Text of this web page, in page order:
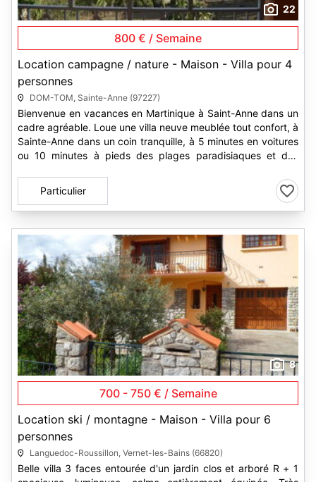
22
800 € / Semaine
Location campagne / nature - Maison - Villa pour 4
personnes
DOM-TOM, Sainte-Anne (97227)
Bienvenue en vacances en Martinique à Saint-Anne dans un
cadre agréable. Loue une villa neuve meublée tout confort, à
Sainte-Anne dans un coin tranquille, à 5 minutes en voitures
ou 10 minutes à pieds des plages paradisiaques et des
Particulier
8
700 - 750 € / Semaine
Location ski / montagne - Maison - Villa pour 6
personnes
Languedoc-Roussillon, Vernet-les-Bains (66820)
Belle villa 3 faces entourée d'un jardin clos et arboré R + 1